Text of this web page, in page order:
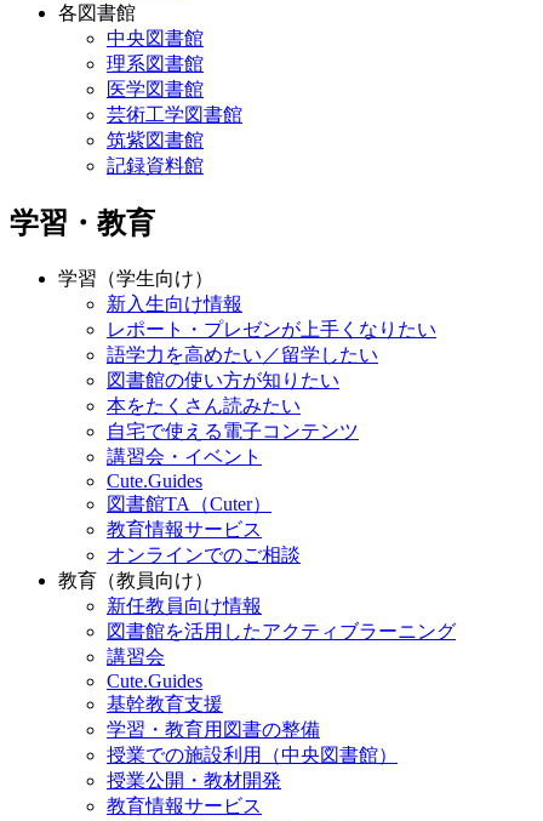
各図書館
中央図書館
理系図書館
医学図書館
芸術工学図書館
筑紫図書館
記録資料館
学習・教育
学習（学生向け）
新入生向け情報
レポート・プレゼンが上手くなりたい
語学力を高めたい／留学したい
図書館の使い方が知りたい
本をたくさん読みたい
自宅で使える電子コンテンツ
講習会・イベント
Cute.Guides
図書館TA（Cuter）
教育情報サービス
オンラインでのご相談
教育（教員向け）
新任教員向け情報
図書館を活用したアクティブラーニング
講習会
Cute.Guides
基幹教育支援
学習・教育用図書の整備
授業での施設利用（中央図書館）
授業公開・教材開発
教育情報サービス